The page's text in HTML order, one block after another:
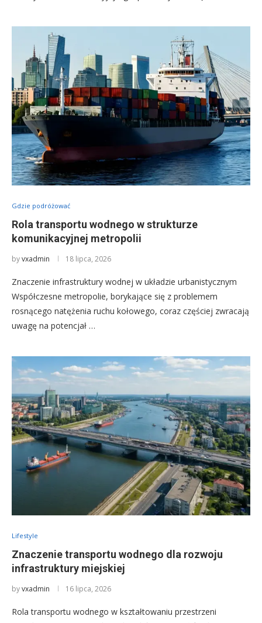
Gdzie podróżować
Rola transportu wodnego w strukturze
komunikacyjnej metropolii
byvxadmin 18 lipca, 2026
Znaczenie infrastruktury wodnej w układzie urbanistycznym
Współczesne metropolie, borykające się z problemem
rosnącego natężenia ruchu kołowego, coraz częściej zwracają
uwagę na potencjał …
Lifestyle
Znaczenie transportu wodnego dla rozwoju
infrastruktury miejskiej
byvxadmin 16 lipca, 2026
Rola transportu wodnego w kształtowaniu przestrzeni